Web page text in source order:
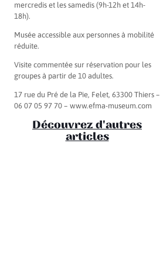
mercredis et les samedis (9h-12h et 14h-
18h).
Musée accessible aux personnes à mobilité
réduite.
Visite commentée sur réservation pour les
groupes à partir de 10 adultes.
17 rue du Pré de la Pie, Felet, 63300 Thiers –
06 07 05 97 70 – www.efma-museum.com
Découvrez d'autres
articles